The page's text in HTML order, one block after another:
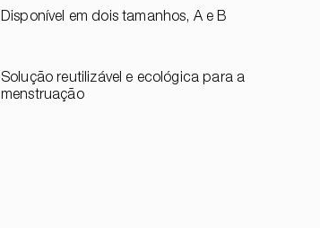
Disponível em dois tamanhos, A e B
Solução reutilizável e ecológica para a
menstruação